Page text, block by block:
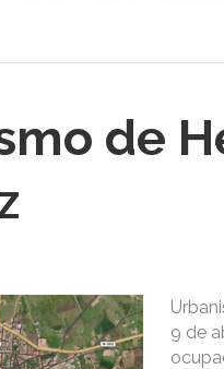
de
9 de